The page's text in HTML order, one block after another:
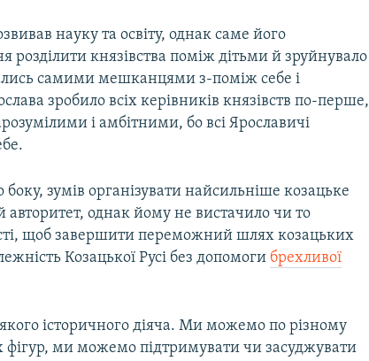
науку та освіту, однак саме його
розділити князівства поміж дітьми й зруйнувало
самими мешканцями з-поміж себе і
зробило всіх керівників князівств по-перше,
і амбітними, бо всі Ярославичі
зумів організувати найсильніше козацьке
авторитет, однак йому не вистачило чи то
щоб завершити переможний шлях козацьких
Козацької Русі без допомоги брехливої
історичного діяча. Ми можемо по різному
фігур, ми можемо підтримувати чи засуджувати